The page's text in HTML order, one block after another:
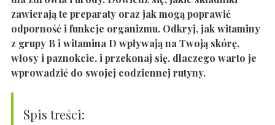
zawierają te preparaty oraz jak mogą poprawić
odporność i funkcje organizmu. Odkryj, jak witaminy
z grupy B i witamina D wpływają na Twoją skórę,
włosy i paznokcie, i przekonaj się, dlaczego warto je
wprowadzić do swojej codziennej rutyny.
Spis treści: